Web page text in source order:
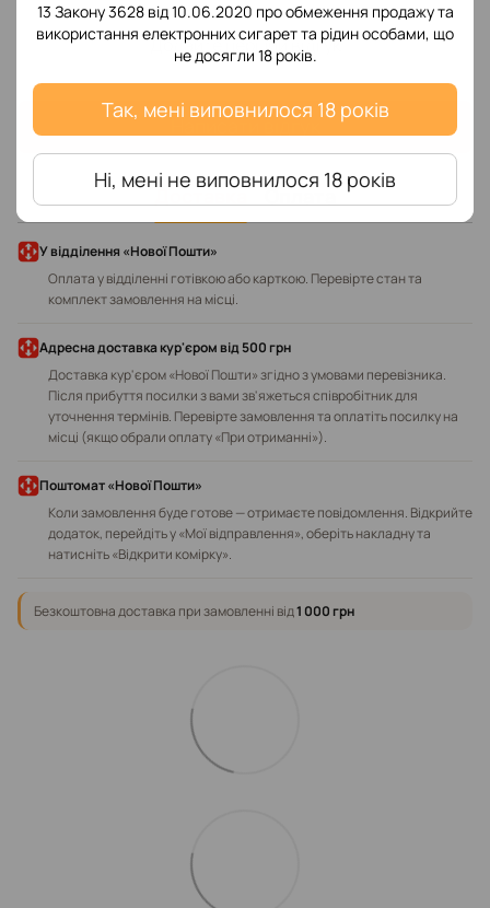
13 Закону 3628 від 10.06.2020 про обмеження продажу та
використання електронних сигарет та рідин особами, що
не досягли 18 років.
Так, мені виповнилося 18 років
Ні, мені не виповнилося 18 років
Додайте перший відгук
Написати відгук
Доставка Оплата
У відділення «Нової Пошти»
Оплата у відділенні готівкою або карткою. Перевірте стан та
комплект замовлення на місці.
Адресна доставка кур'єром від 500 грн
Доставка кур'єром «Нової Пошти» згідно з умовами перевізника.
Після прибуття посилки з вами зв'яжеться співробітник для
уточнення термінів. Перевірте замовлення та оплатіть посилку на
місці (якщо обрали оплату «При отриманні»).
Поштомат «Нової Пошти»
Коли замовлення буде готове — отримаєте повідомлення. Відкрийте
додаток, перейдіть у «Мої відправлення», оберіть накладну та
натисніть «Відкрити комірку».
Безкоштовна доставка при замовленні від1 000 грн